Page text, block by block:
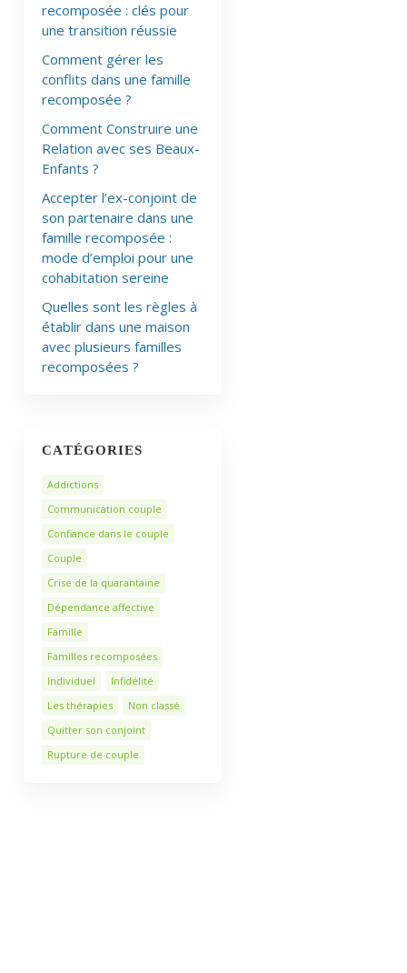
recomposée : clés pour
une transition réussie
Comment gérer les
conflits dans une famille
recomposée ?
Comment Construire une
Relation avec ses Beaux-
Enfants ?
Accepter l’ex-conjoint de
son partenaire dans une
famille recomposée :
mode d’emploi pour une
cohabitation sereine
Quelles sont les règles à
établir dans une maison
avec plusieurs familles
recomposées ?
CATÉGORIES
Addictions
Communication couple
Confiance dans le couple
Couple
Crise de la quarantaine
Dépendance affective
Famille
Familles recomposées
Individuel
Infidélité
Les thérapies
Non classé
Quitter son conjoint
Rupture de couple